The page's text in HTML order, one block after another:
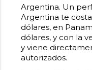
Argentina. Un
Argentina te
dólares, en
dólares, y con la
y viene
autorizados.